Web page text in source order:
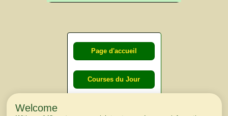
Page d'accueil
Courses du Jour
Welcome